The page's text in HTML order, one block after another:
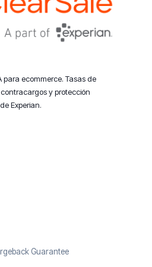
ecommerce. Tasas de
y protección
Experian.
Guarantee